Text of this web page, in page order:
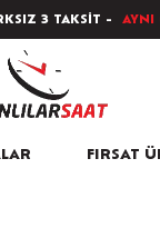
3 TAKSİT - AYNI
FIRSAT